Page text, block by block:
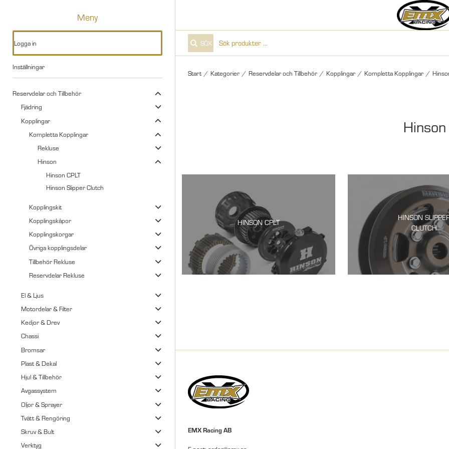
Meny
Logga in
Inställningar
Reservdelar och Tillbehör
Fjädring
Kopplingar
Kompletta Kopplingar
Rekluse
Hinson
Hinson CPLT
Hinson Slipper Clutch
Kopplingskit
Kopplingskåpor
Kopplingskorgar
Övriga kopplingsdelar
Tillbehör Rekluse
Reservdelar Rekluse
El & Ljus
Motordelar & Filter
Kedjor & Drev
Chassi
Bromsar
Plast & Dekal
Hjul & Tillbehör
Avgassystem
Oljor & Sprayer
Tvätt & Rengöring
Skruv & Bult
Verktyg
SÖK
Start / Kategorier / Reservdelar och Tillbehör / Kopplingar / Kompletta Kopplingar /
Hinson
HINSON CPLT
HINSON
CLUTCH
EMX Racing AB